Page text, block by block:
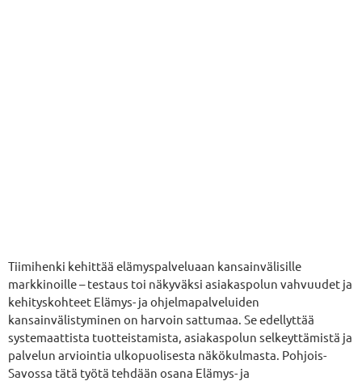
Tiimihenki kehittää elämyspalveluaan kansainvälisille
markkinoille – testaus toi näkyväksi asiakaspolun vahvuudet ja
kehityskohteet Elämys- ja ohjelmapalveluiden
kansainvälistyminen on harvoin sattumaa. Se edellyttää
systemaattista tuotteistamista, asiakaspolun selkeyttämistä ja
palvelun arviointia ulkopuolisesta näkökulmasta. Pohjois-
Savossa tätä työtä tehdään osana Elämys- ja